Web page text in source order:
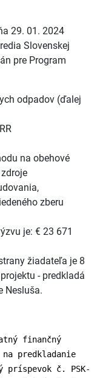
29. 01. 2024
Slovenskej
pre Program
odpadov (ďalej
na obehové
zberu
je: € 23 671
žiadateľa je 8
- predkladá
Nesluša.
finančný
predkladanie
príspevok č. PSK-